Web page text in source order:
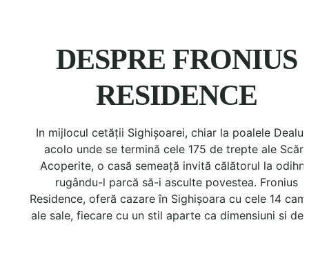
DESPRE FRONIUS
RESIDENCE
In mijlocul cetății Sighișoarei, chiar la poalele
acolo unde se termină cele 175 de trepte ale Scării
Acoperite, o casă semeață invită călătorul la
rugându-l parcă să-i asculte povestea. Fronius
Residence, oferă cazare în Sighișoara cu cele 14
ale sale, fiecare cu un stil aparte ca dimensiuni si